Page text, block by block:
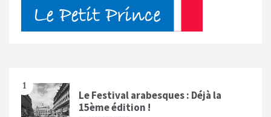
1
Le Festival arabesques : Déjà la
15ème édition !